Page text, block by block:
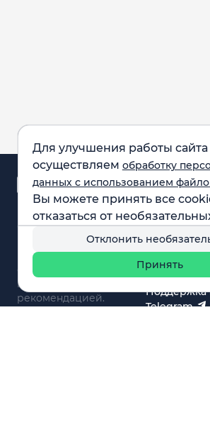
Для улучшения работы
осуществляем обработку
данных с использованием
Вы можете принять все
отказаться от
Отклонить
Принять
Обращаем внимание:
все материалы,
представленные на
сайте, не являются
инвестиционной
рекомендацией.
Аналитика
новости
Карта
Компании
F.A.Q.
Обучение
Вебинары
О нас
Поддержка
Telegram